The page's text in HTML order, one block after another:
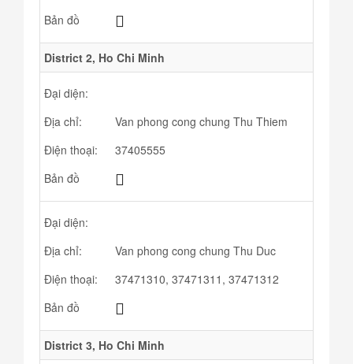
Bản đồ
District 2, Ho Chi Minh
Đại diện:
Địa chỉ:
Van phong cong chung Thu Thiem
Điện thoại:
37405555
Bản đồ
Đại diện:
Địa chỉ:
Van phong cong chung Thu Duc
Điện thoại:
37471310, 37471311, 37471312
Bản đồ
District 3, Ho Chi Minh